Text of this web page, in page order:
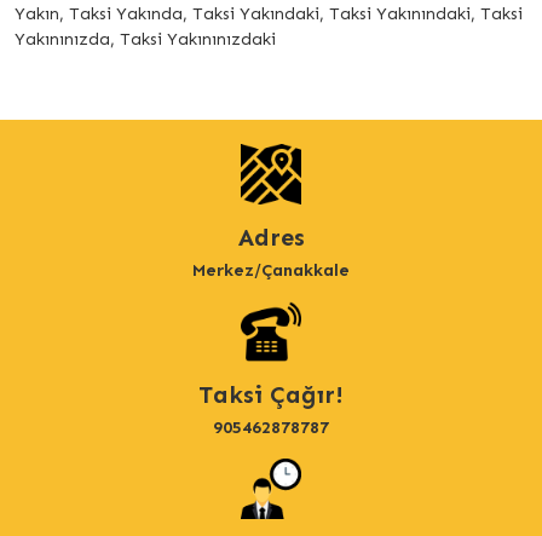
Yakın, Taksi Yakında, Taksi Yakındaki, Taksi Yakınındaki, Taksi
Yakınınızda, Taksi Yakınınızdaki
Adres
Merkez/Çanakkale
Taksi Çağır!
905462878787